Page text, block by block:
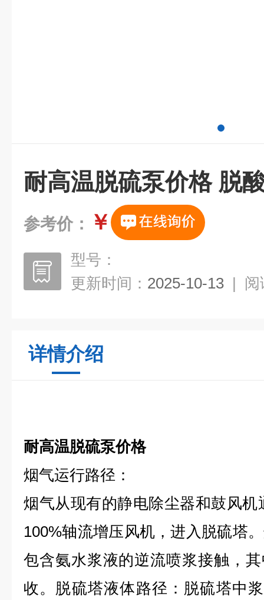
耐高温脱硫泵价格 脱
参考价： ￥
型号：
更新时间： 2025-10-13 | 阅
详情介绍
耐高温脱硫泵价格
烟气运行路径：
烟气从现有的静电除尘器和鼓风
100%轴流增压风机，进入脱硫塔
包含氨水浆液的逆流喷浆接触，
收。脱硫塔液体路径：脱硫塔中